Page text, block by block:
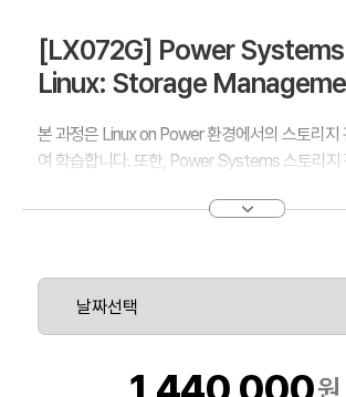
[LX072G] Power
Linux: Storage
본 과정은 Linux on Power 환경에서의 스토리지
여 학습합니다. 또한, Power Systems 스토리지
치를 관리하는 데 필요한 스킬 세트를 중점적으